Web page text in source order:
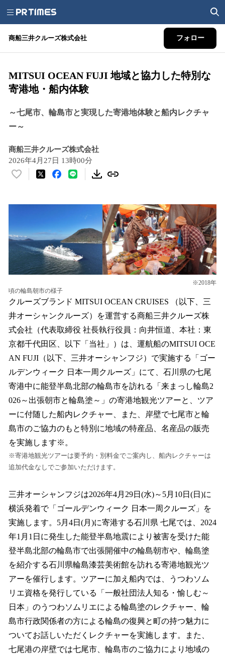
商船三井クルーズ株式会社 フォロー
MITSUI OCEAN FUJI 地域と協力した特別な
寄港地・船内体験
～七尾市、輪島市と実現した寄港地体験と船内レクチャ
ー～
商船三井クルーズ株式会社
2026年4月27日 13時00分
い
を
読
み
み
で
す
※2018年
頃の輪島朝市の様子
クルーズブランド MITSUI OCEAN CRUISES （以下、三
井オーシャンクルーズ）を運営する商船三井クルーズ株
式会社（代表取締役 社長執行役員：向井恒道、本社：東
京都千代田区、以下「当社」）は、運航船のMITSUI OCE
AN FUJI（以下、三井オーシャンフジ）で実施する「ゴー
ルデンウィーク 日本一周クルーズ」にて、石川県の七尾
寄港中に能登半島北部の輪島市を訪れる「来まっし輪島2
026～出張朝市と輪島塗～」の寄港地観光ツアーと、ツア
ーに付随した船内レクチャー、また、岸壁で七尾市と輪
島市のご協力のもと特別に地域の特産品、名産品の販売
を実施します※。
※寄港地観光ツアーは要予約・別料金でご案内し、船内レクチャーは
追加代金なしでご参加いただけます。
三井オーシャンフジは2026年4月29日(水)～5月10日(日)に
横浜発着で「ゴールデンウィーク 日本一周クルーズ」を
実施します。5月4日(月)に寄港する石川県 七尾では、2024
年1月1日に発生した能登半島地震により被害を受けた能
登半島北部の輪島市で出張開催中の輪島朝市や、輪島塗
を紹介する石川県輪島漆芸美術館を訪れる寄港地観光ツ
アーを催行します。ツアーに加え船内では、うつわソム
リエ資格を発行している「一般社団法人知る・愉しむ～
日本」のうつわソムリエによる輪島塗のレクチャー、輪
島市行政関係者の方による輪島の復興と町の持つ魅力に
ついてお話しいただくレクチャーを実施します。また、
七尾港の岸壁では七尾市、輪島市のご協力により地域の